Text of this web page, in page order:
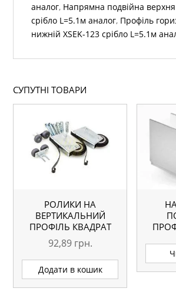
аналог, Напрямна подвійна верхня
срібло L=5.1м аналог, Профіль
нижній ХSEK-123 срібло L=5.1м
СУПУТНІ ТОВАРИ
РОЛИКИ НА
ВЕРТИКАЛЬНИЙ
ПРОФІЛЬ КВАДРАТ
92,89 грн.
Додати в кошик